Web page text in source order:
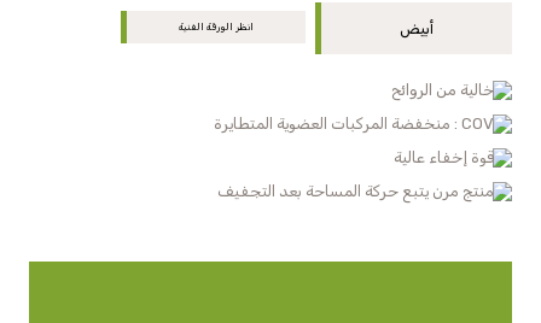
أبيض انظر الورقة الفنية
خالية من الروائح
COV : منخفضة المركبات العضوية المتطايرة
قوة إخفاء عالية
منتج مرن يتبع حركة المساحة بعد التجفيف